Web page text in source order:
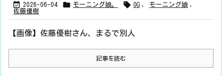
 2026-06-04  モーニング娘。  OG , モーニング娘 ,
佐藤優樹
【画像】佐藤優樹さん、まるで別人
記事を読む